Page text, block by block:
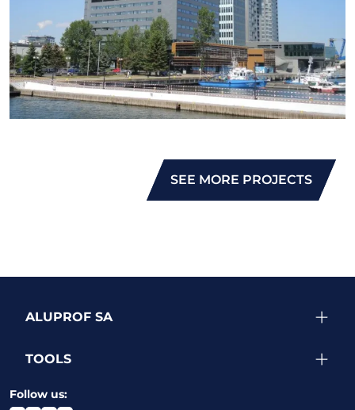
SEE MORE PROJECTS
ALUPROF SA
TOOLS
Follow us: